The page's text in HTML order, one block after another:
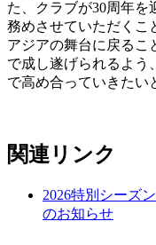
た、クラブが30周年を
務めさせていただくこ
アジアの舞台に戻るこ
で成し遂げられるよう
で高め合っていきたい
関連リンク
2026特別シーズ
のお知らせ